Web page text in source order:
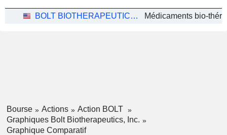
BOLT BIOTHERAPEUTICS, INC.
Bourse Actions
Action BOLT
Graphiques Bolt Biotherapeutics, Inc.
Graphique Comparatif